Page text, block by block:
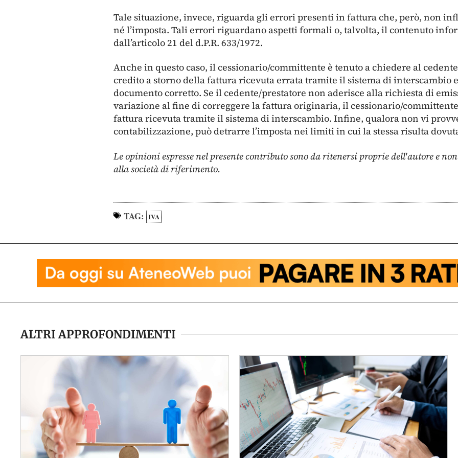
Tale situazione, invece, riguarda gli errori presenti in fattura che, però, non
né l’imposta. Tali errori riguardano aspetti formali o, talvolta, il contenuto
dall’articolo 21 del d.P.R. 633/1972.
Anche in questo caso, il cessionario/committente è tenuto a chiedere al
credito a storno della fattura ricevuta errata tramite il sistema di interscambio
documento corretto. Se il cedente/prestatore non aderisce alla richiesta di
variazione al fine di correggere la fattura originaria, il cessionario/
fattura ricevuta tramite il sistema di interscambio. Infine, qualora non vi
contabilizzazione, può detrarre l’imposta nei limiti in cui la stessa risulta
Le opinioni espresse nel presente contributo sono da ritenersi proprie dell'autore e
alla società di riferimento.
TAG: IVA
ALTRI APPROFONDIMENTI